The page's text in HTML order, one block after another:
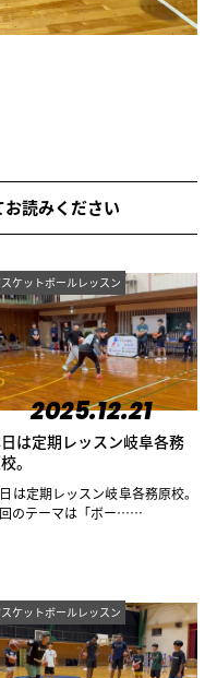
読みください
ケットボールレッスン
2025.12.21
は定期レッスン岐阜各務
。
は定期レッスン岐阜各務原校。
のテーマは「ボー……
ケットボールレッスン